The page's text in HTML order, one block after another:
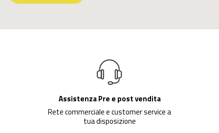
Assistenza Pre e post vendita
Rete commerciale e customer service a
tua disposizione